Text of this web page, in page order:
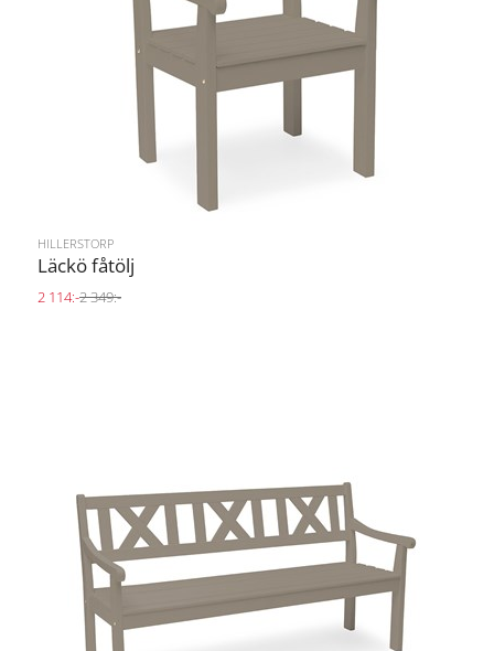
HILLERSTORP
Läckö fåtölj
2 114:-2 349:-